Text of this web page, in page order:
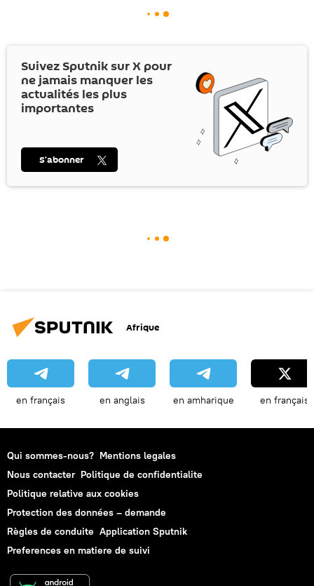
Suivez Sputnik surX pour
ne jamais manquer les
actualités les plus
importantes
S’abonner
Afrique
en français en anglais en amharique en français
Qui sommes-nous? Mentions legales
Nous contacter Politique de confidentialite
Politique relative aux cookies
Protection des données – demande
Règles de conduite Application Sputnik
Preferences en matiere de suivi